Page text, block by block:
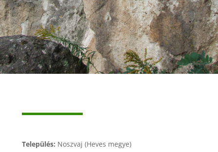
Település: Noszvaj (Heves megye)